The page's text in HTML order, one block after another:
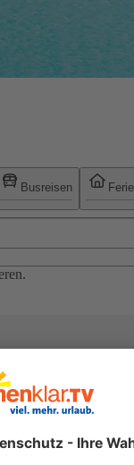
Busreisen